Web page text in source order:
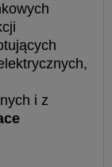
i z